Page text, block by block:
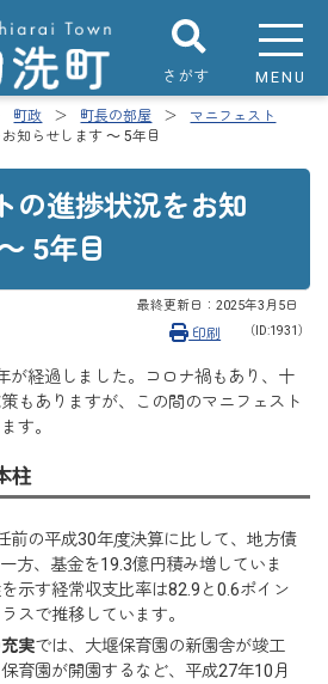
さがす MENU
町政 町長の部屋
マニフェスト
知らせします ～ 5年目
の進捗状況をお知
5年目
最終更新日： 2025年3月5日
（ID:1931）
印刷
経過しました。コロナ禍もあり、十
もありますが、この間のマニフェスト
す。
柱
の平成30年度決算に比して、地方債
方、基金を19.3億円積み増していま
示す経常収支比率は82.9と0.6ポイン
スで推移しています。
実では、大堰保育園の新園舎が竣工
育園が開園するなど、平成27年10月